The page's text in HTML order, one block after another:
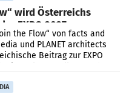
wird Österreichs
EXPO 2027
the Flow“ von facts and
und PLANET architects
Beitrag zur EXPO